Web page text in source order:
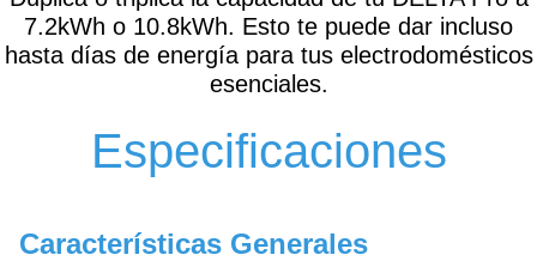
7.2kWh o 10.8kWh. Esto te puede dar incluso
hasta días de energía para tus electrodomésticos
esenciales.
Especificaciones
Características Generales